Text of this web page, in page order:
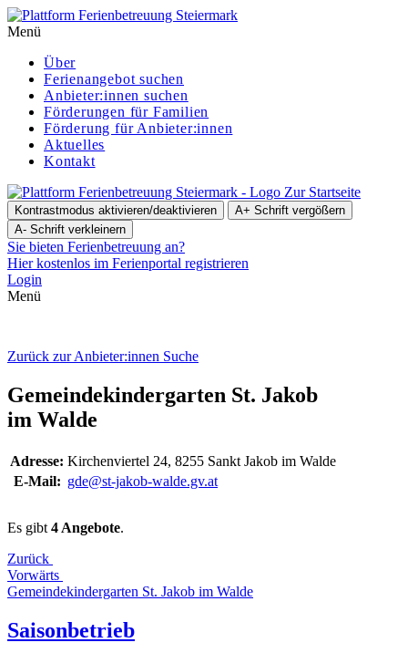
Menü
Über
Ferienangebot suchen
Anbieter:innen suchen
För­de­run­gen für Familien
Förderung für Anbieter:innen
Aktuelles
Kontakt
Zur Startseite
Kontrastmodus aktivieren/deaktivieren A+ Schrift vergößern
A- Schrift verkleinern
Sie bieten Ferienbetreuung an?
Hier kostenlos im Ferienportal registrieren
Login
Menü
Zurück zur Anbieter:innen Suche
Gemein­de­kin­der­gar­ten St. Jakob
im Walde
Adresse: Kir­chen­vier­tel 24, 8255 Sankt Jakob im Walde
E‑Mail: gde@st-jakob-walde.gv.at
Es gibt 4 Angebote.
Zurück
Vorwärts
Gemein­de­kin­der­gar­ten St. Jakob im Walde
Sai­son­be­trieb